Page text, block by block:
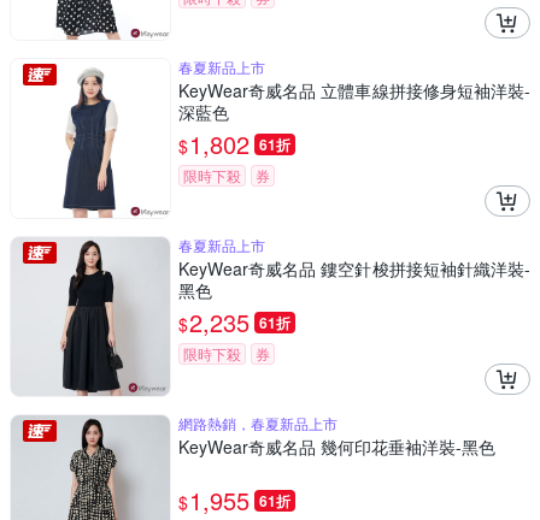
春夏新品上市
KeyWear奇威名品 立體車線拼接修身短袖洋裝-
深藍色
$1,802 61折
限時下殺 券
春夏新品上市
KeyWear奇威名品 鏤空針梭拼接短袖針織洋裝-
黑色
$2,235 61折
限時下殺 券
網路熱銷，春夏新品上市
KeyWear奇威名品 幾何印花垂袖洋裝-黑色
$1,955 61折